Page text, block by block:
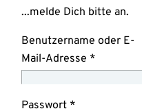
...melde Dich bitte an.
Benutzername oder E-
Mail-Adresse *
Passwort *